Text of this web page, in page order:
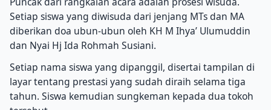
Setiap siswa yang diwisuda dari jenjang MTs dan MA
diberikan doa ubun-ubun oleh KH M Ihya’ Ulumuddin
dan Nyai Hj Ida Rohmah Susiani.
Setiap nama siswa yang dipanggil, disertai tampilan di
layar tentang prestasi yang sudah diraih selama tiga
tahun. Siswa kemudian sungkeman kepada dua tokoh